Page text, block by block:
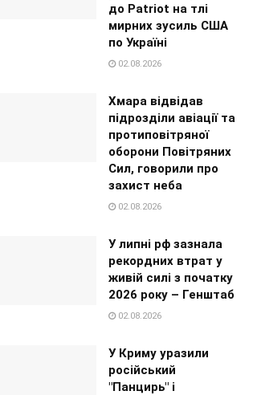
до Patriot на тлі
мирних зусиль США
по Україні
02.08.2026
Хмара відвідав
підрозділи авіації та
протиповітряної
оборони Повітряних
Сил, говорили про
захист неба
02.08.2026
У липні рф зазнала
рекордних втрат у
живій силі з початку
2026 року – Генштаб
02.08.2026
У Криму уразили
російський
"Панцирь" і